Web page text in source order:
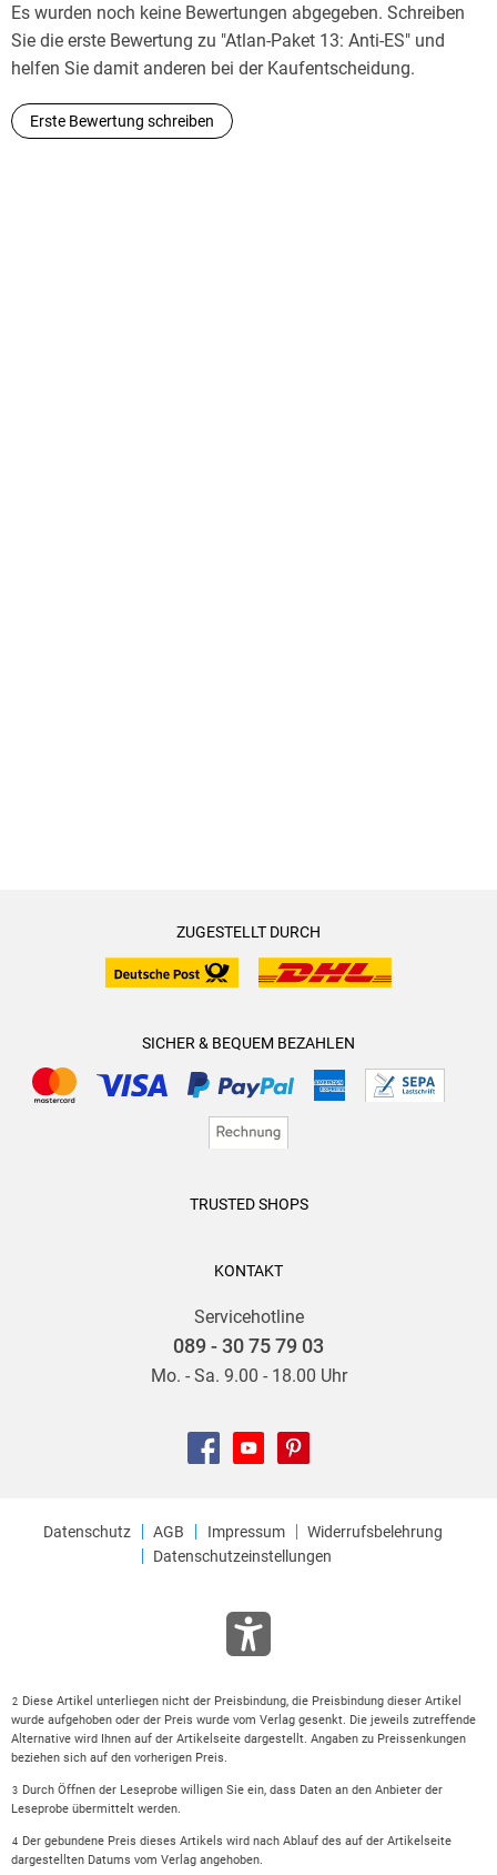
Es wurden noch keine Bewertungen abgegeben. Schreiben
Sie die erste Bewertung zu "Atlan-Paket 13: Anti-ES" und
helfen Sie damit anderen bei der Kaufentscheidung.
Erste Bewertung schreiben
ZUGESTELLT DURCH
SICHER & BEQUEM BEZAHLEN
TRUSTED SHOPS
KONTAKT
Servicehotline
089 - 30 75 79 03
Mo. - Sa. 9.00 - 18.00 Uhr
Datenschutz AGB Impressum
Widerrufsbelehrung
Datenschutzeinstellungen
2 Diese Artikel unterliegen nicht der Preisbindung, die Preisbindung dieser Artikel
wurde aufgehoben oder der Preis wurde vom Verlag gesenkt. Die jeweils zutreffende
Alternative wird Ihnen auf der Artikelseite dargestellt. Angaben zu Preissenkungen
beziehen sich auf den vorherigen Preis.
3 Durch Öffnen der Leseprobe willigen Sie ein, dass Daten an den Anbieter der
Leseprobe übermittelt werden.
4 Der gebundene Preis dieses Artikels wird nach Ablauf des auf der Artikelseite
dargestellten Datums vom Verlag angehoben.